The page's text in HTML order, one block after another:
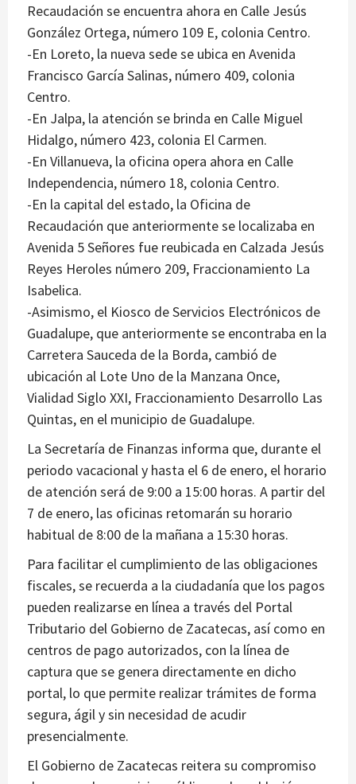
Recaudación se encuentra ahora en Calle Jesús
González Ortega, número 109 E, colonia Centro.
-En Loreto, la nueva sede se ubica en Avenida
Francisco García Salinas, número 409, colonia
Centro.
-En Jalpa, la atención se brinda en Calle Miguel
Hidalgo, número 423, colonia El Carmen.
-En Villanueva, la oficina opera ahora en Calle
Independencia, número 18, colonia Centro.
-En la capital del estado, la Oficina de
Recaudación que anteriormente se localizaba en
Avenida 5 Señores fue reubicada en Calzada Jesús
Reyes Heroles número 209, Fraccionamiento La
Isabelica.
-Asimismo, el Kiosco de Servicios Electrónicos de
Guadalupe, que anteriormente se encontraba en la
Carretera Sauceda de la Borda, cambió de
ubicación al Lote Uno de la Manzana Once,
Vialidad Siglo XXI, Fraccionamiento Desarrollo Las
Quintas, en el municipio de Guadalupe.
La Secretaría de Finanzas informa que, durante el
periodo vacacional y hasta el 6 de enero, el horario
de atención será de 9:00 a 15:00 horas. A partir del
7 de enero, las oficinas retomarán su horario
habitual de 8:00 de la mañana a 15:30 horas.
Para facilitar el cumplimiento de las obligaciones
fiscales, se recuerda a la ciudadanía que los pagos
pueden realizarse en línea a través del Portal
Tributario del Gobierno de Zacatecas, así como en
centros de pago autorizados, con la línea de
captura que se genera directamente en dicho
portal, lo que permite realizar trámites de forma
segura, ágil y sin necesidad de acudir
presencialmente.
El Gobierno de Zacatecas reitera su compromiso